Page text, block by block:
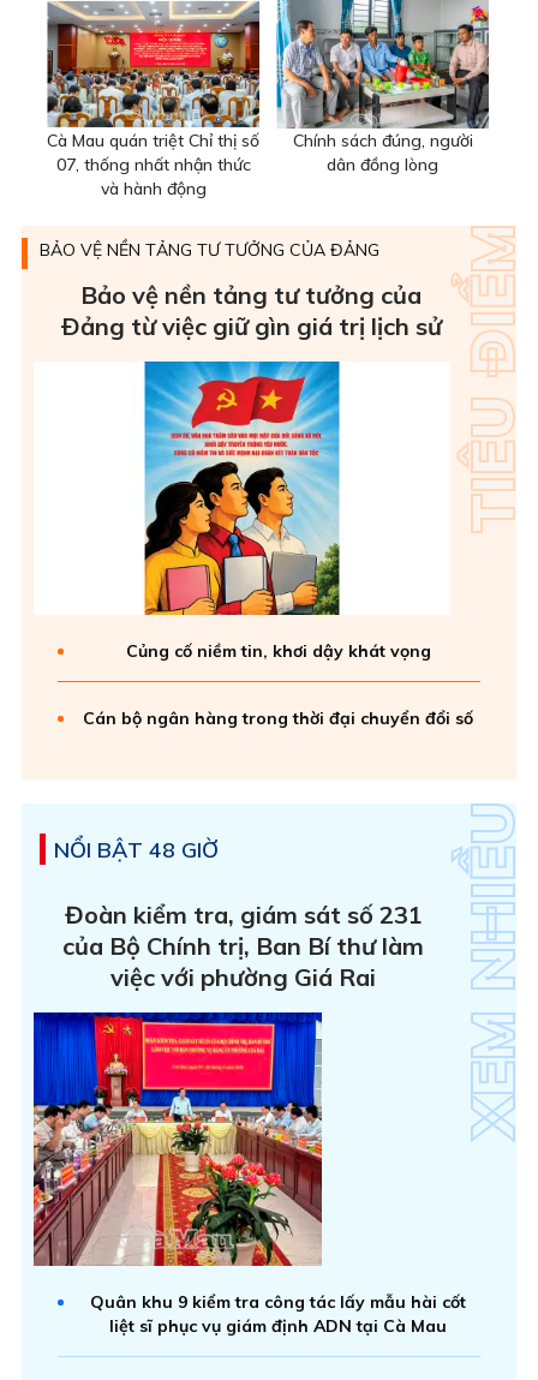
Cà Mau quán triệt Chỉ thị số
07, thống nhất nhận thức
và hành động
Chính sách đúng, người
dân đồng lòng
BẢO VỆ NỀN TẢNG TƯ TƯỞNG CỦA ĐẢNG
Bảo vệ nền tảng tư tưởng của
Ðảng từ việc giữ gìn giá trị lịch sử
Củng cố niềm tin, khơi dậy khát vọng
Cán bộ ngân hàng trong thời đại chuyển đổi số
NỔI BẬT 48 GIỜ
Đoàn kiểm tra, giám sát số 231
của Bộ Chính trị, Ban Bí thư làm
việc với phường Giá Rai
Quân khu 9 kiểm tra công tác lấy mẫu hài cốt
liệt sĩ phục vụ giám định ADN tại Cà Mau